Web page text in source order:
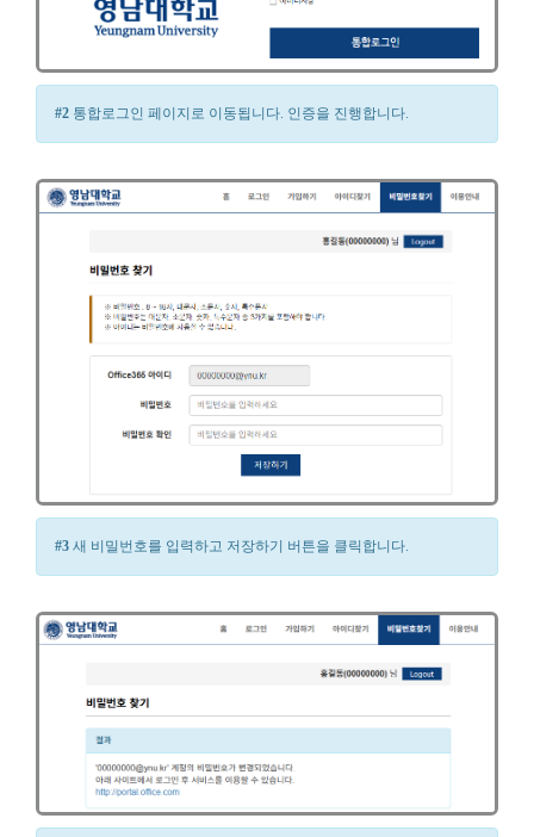
#2 통합로그인 페이지로 이동됩니다. 인증을 진행합니다.
#3 새 비밀번호를 입력하고 저장하기 버튼을 클릭합니다.